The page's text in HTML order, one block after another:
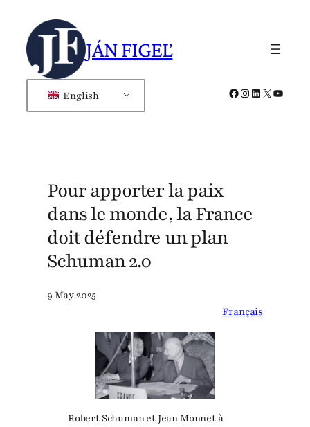
content
JÁN FIGEĽ
English Facebook
Instagram
LinkedIn
X
Pour apporter la paix
dans le monde, la France
doit défendre un plan
Schuman 2.0
9 May 2025
Français
Robert Schuman et Jean Monnet à